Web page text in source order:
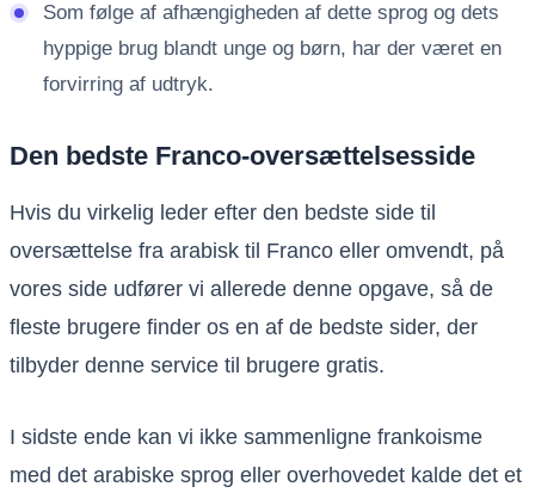
Som følge af afhængigheden af ​​dette sprog og dets
hyppige brug blandt unge og børn, har der været en
forvirring af udtryk.
Den bedste Franco-oversættelsesside
Hvis du virkelig leder efter den bedste side til
oversættelse fra arabisk til Franco eller omvendt, på
vores side udfører vi allerede denne opgave, så de
fleste brugere finder os en af ​​de bedste sider, der
tilbyder denne service til brugere gratis.
I sidste ende kan vi ikke sammenligne frankoisme
med det arabiske sprog eller overhovedet kalde det et